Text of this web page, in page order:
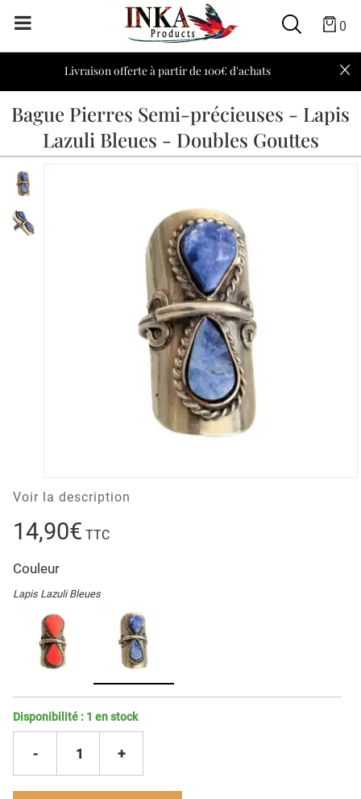
0
Livraison offerte à partir de 100€ d'achats
Bague Pierres Semi-précieuses - Lapis
Lazuli Bleues - Doubles Gouttes
Voir la description
14,90€ TTC
Couleur
Lapis Lazuli Bleues
Disponibilité : 1 en stock
- 1 +